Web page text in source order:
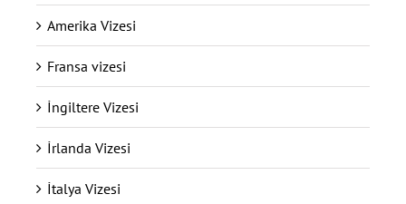
Amerika Vizesi
Fransa vizesi
İngiltere Vizesi
İrlanda Vizesi
İtalya Vizesi